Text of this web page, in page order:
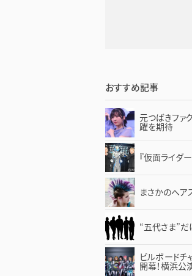
おすすめ記事
元つばきフ
躍を期待
『仮面ライダ
まさかのヘア
“五代さま”だ
ビルボードチ
開幕！横浜公